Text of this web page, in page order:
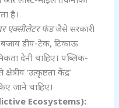
है।
एक्सीलेटर फंडजैसे सरकारी
बजाय डीप-टेक, टिकाऊ
देनी चाहिए। पब्लिक-
‘उत्कृष्टता केंद्र’
जाने चाहिए।
Ecosystems):